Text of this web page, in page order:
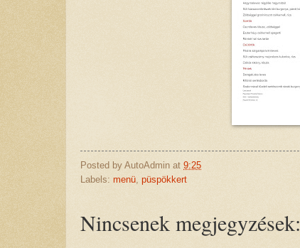
Posted by AutoAdmin at 9:25
Labels: menü püspökkert
Nincsenek megjegyzések: